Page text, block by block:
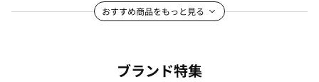
おすすめ商品をもっと見る
ブランド特集